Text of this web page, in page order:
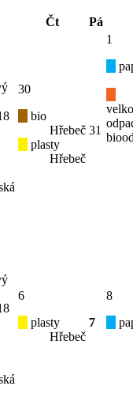
Čt
Pá
30
bio
Hřebeč
plasty
Hřebeč
31
1
6
plasty
Hřebeč
7
8